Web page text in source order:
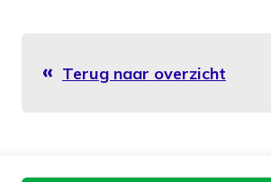
Terug naar overzicht